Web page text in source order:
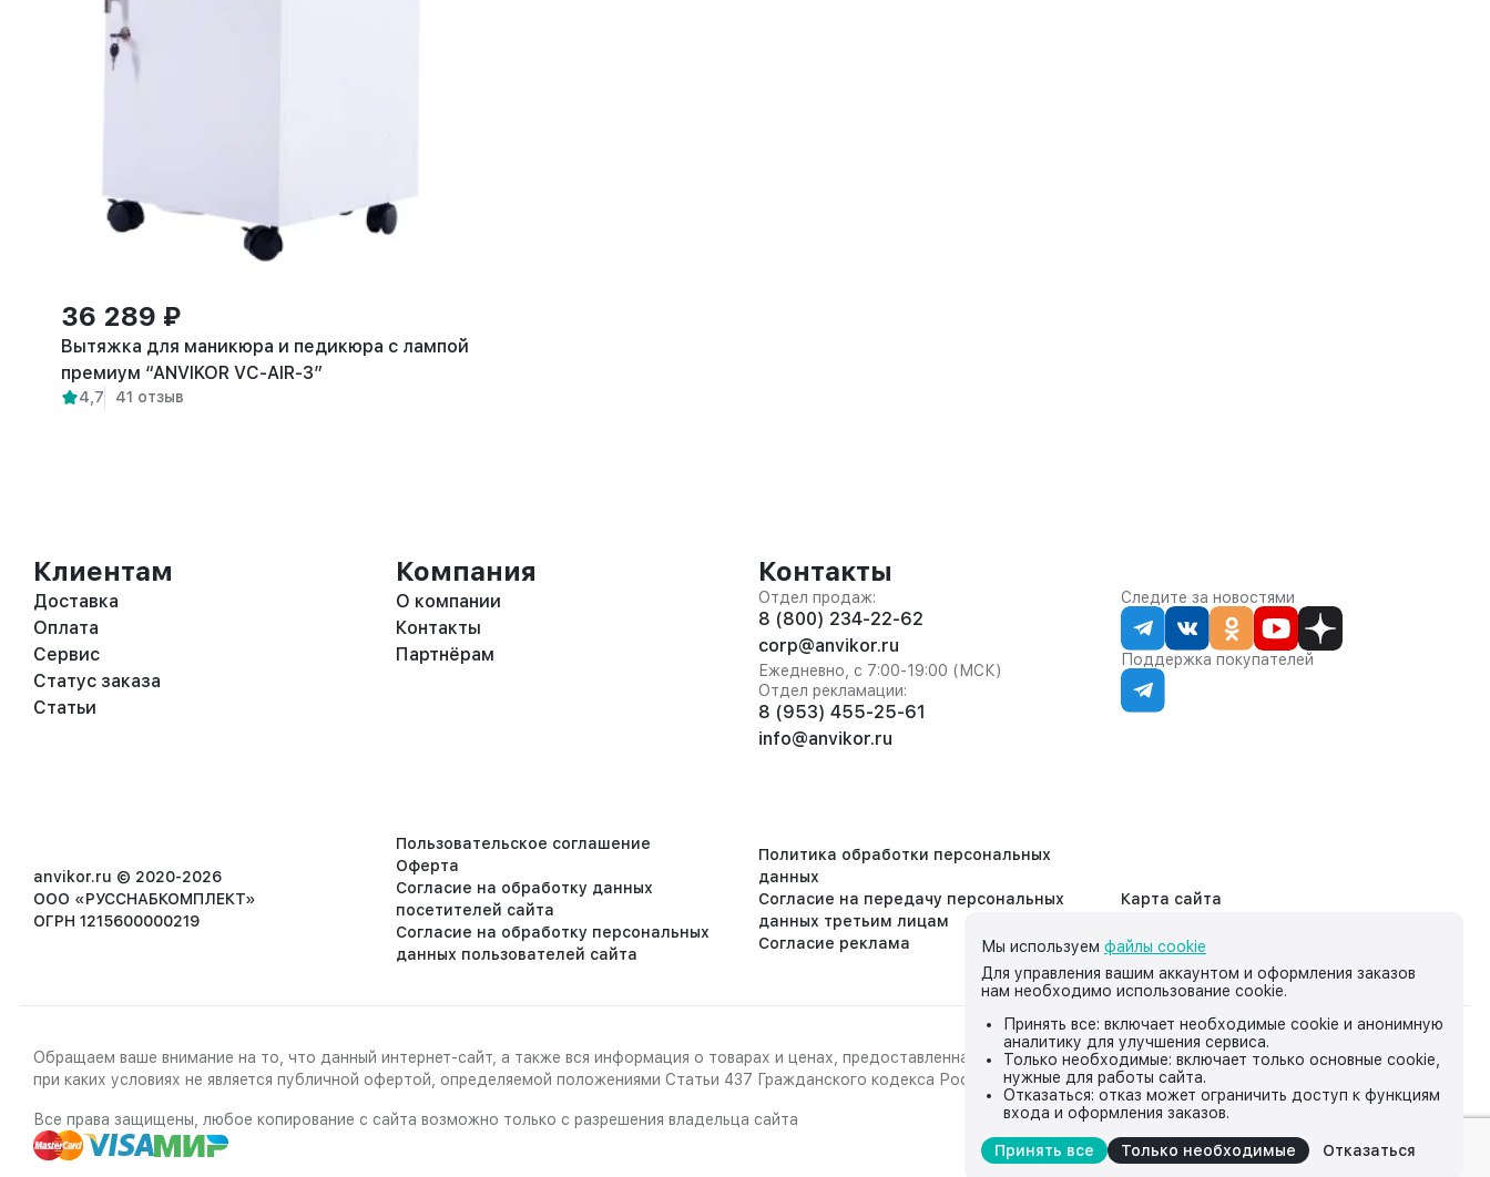
36 289 ₽
Вытяжка для маникюра и педикюра с лампой
премиум “ANVIKOR VC-AIR-3”
4,7 41 отзыв
Клиентам
Доставка
Оплата
Сервис
Статус заказа
Статьи
Компания
О компании
Контакты
Партнёрам
Контакты
Отдел продаж:
8 (800) 234-22-62
corp@anvikor.ru
Ежедневно, с 7:00-19:00 (МСК)
Отдел рекламации:
8 (953) 455-25-61
info@anvikor.ru
Следите за новостями
Поддержка покупателей
anvikor.ru © 2020-2026
ООО «РУССНАБКОМПЛЕКТ»
ОГРН 1215600000219
Пользовательское соглашение
Оферта
Согласие на обработку данных
посетителей сайта
Согласие на обработку персональных
данных пользователей сайта
Политика обработки персональных
данных
Согласие на передачу персональных
данных третьим лицам
Согласие реклама
Карта сайта
Обращаем ваше внимание на то, что данный интернет-сайт, а также вся информация о товарах и ценах, предоставленная на нём, носит исключительно информационный характер и ни
при каких условиях не является публичной офертой, определяемой положениями Статьи 437 Гражданского кодекса Российской Федерации.
Все права защищены, любое копирование с сайта возможно только с разрешения владельца сайта
Мы используем файлы cookie
Для управления вашим аккаунтом и оформления заказов
нам необходимо использование cookie.
Принять все: включает необходимые cookie и анонимную
аналитику для улучшения сервиса.
Только необходимые: включает только основные cookie,
нужные для работы сайта.
Отказаться: отказ может ограничить доступ к функциям
входа и оформления заказов.
Принять все Только необходимые Отказаться